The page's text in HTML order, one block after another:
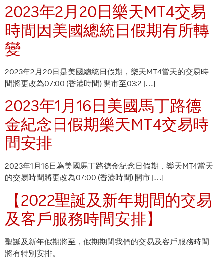
2023年2月20日樂天MT4交易
時間因美國總統日假期有所轉
變
2023年2月20日是美國總統日假期，樂天MT4當天的交易時
間將更改為07:00 (香港時間) 開市至03:2 […]
2023年1月16日美國馬丁路德
金紀念日假期樂天MT4交易時
間安排
2023年1月16日為美國馬丁路德金紀念日假期，樂天MT4當天
的交易時間將更改為07:00 (香港時間) 開市 […]
【2022聖誕及新年期間的交易
及客戶服務時間安排】
聖誕及新年假期將至，假期期間我們的交易及客戶服務時間
將有特別安排。